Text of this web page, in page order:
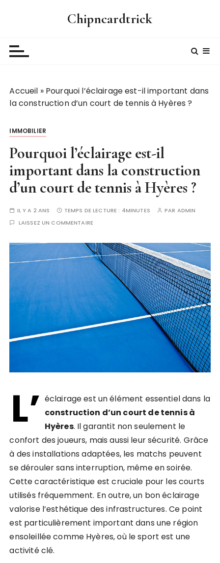
Chipncardtrick
Accueil » Pourquoi l’éclairage est-il important dans
la construction d’un court de tennis à Hyères ?
IMMOBILIER
Pourquoi l’éclairage est-il
important dans la construction
d’un court de tennis à Hyères ?
IL Y A 2 ANS TEMPS DE LECTURE : 4MINUTES PAR ADMIN
LAISSEZ UN COMMENTAIRE
L’ éclairage est un élément essentiel dans la
construction d’un court de tennis à
Hyères. Il garantit non seulement le
confort des joueurs, mais aussi leur sécurité. Grâce
à des installations adaptées, les matchs peuvent
se dérouler sans interruption, même en soirée.
Cette caractéristique est cruciale pour les courts
utilisés fréquemment. En outre, un bon éclairage
valorise l’esthétique des infrastructures. Ce point
est particulièrement important dans une région
ensoleillée comme Hyères, où le sport est une
activité clé.